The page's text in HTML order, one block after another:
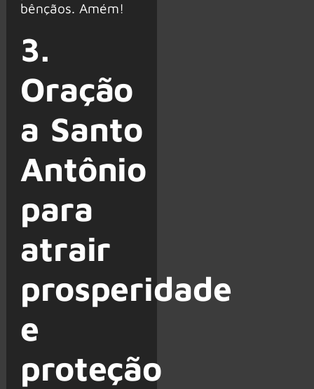
bênçãos. Amém!
3.
Oração
a Santo
Antônio
para
atrair
prosperidade
e
proteção